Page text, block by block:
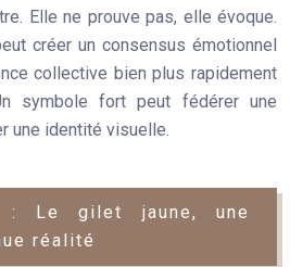
Elle ne prouve pas, elle évoque.
créer unconsensus émotionnel
collective bien plus rapidement
symbole fort peut fédérer une
une identité visuelle.
: Le gilet jaune, une
réalité